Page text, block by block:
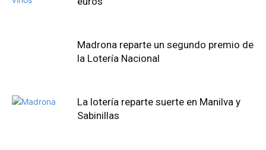
Madrona reparte un segundo premio de
la Lotería Nacional
La lotería reparte suerte en Manilva y
Sabinillas